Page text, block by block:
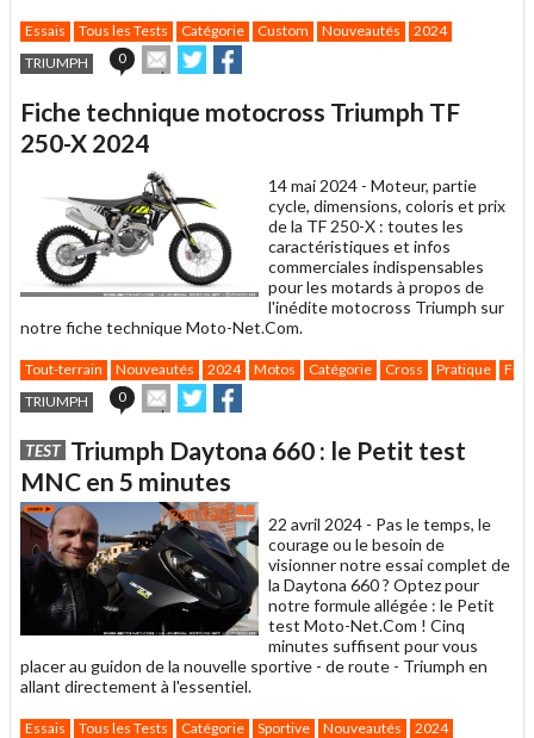
Essais Tous les Tests Catégorie Custom Nouveautés
2024
TRIUMPH
0
Envoyer
cet
à
un
ami
Partager
sur sur
Fiche technique motocross Triumph TF
250-X 2024
14 mai 2024 - Moteur, partie
cycle, dimensions, coloris et prix
de la TF 250-X : toutes les
caractéristiques et infos
commerciales indispensables
pour les motards à propos de
l'inédite motocross Triumph sur
notre fiche technique Moto-Net.Com.
Tout-terrain Nouveautés 2024 Motos Catégorie Cross Pratique
TRIUMPH
0
Envoyer
cet
à
un
ami
Partager
sur sur
TEST Triumph Daytona 660 : le Petit test
MNC en 5 minutes
22 avril 2024 - Pas le temps, le
courage ou le besoin de
visionner notre essai complet de
la Daytona 660 ? Optez pour
notre formule allégée : le Petit
test Moto-Net.Com ! Cinq
minutes suffisent pour vous
placer au guidon de la nouvelle sportive - de route - Triumph en
allant directement à l'essentiel.
Essais Tous les Tests Catégorie Sportive Nouveautés
2024